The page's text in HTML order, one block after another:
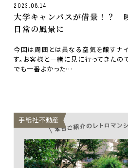
2023.08.14
大学キャンパスが借景！？
日常の風景に
今回は周囲とは異なる空気を醸すナ
す。お客様と一緒に見に行ってきたの
でも一番よかった…
手紙社不動産